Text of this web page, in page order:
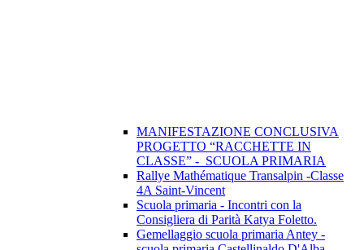
MANIFESTAZIONE CONCLUSIVA
PROGETTO “RACCHETTE IN
CLASSE” - SCUOLA PRIMARIA
Rallye Mathématique Transalpin -Classe
4A Saint-Vincent
Scuola primaria - Incontri con la
Consigliera di Parità Katya Foletto.
Gemellaggio scuola primaria Antey -